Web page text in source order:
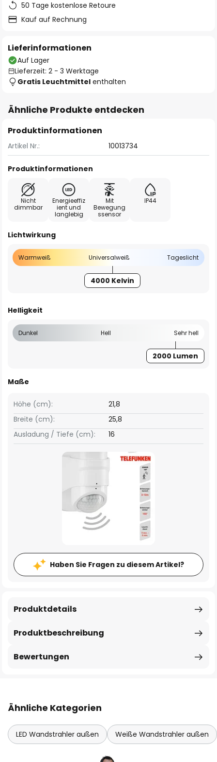
50 Tage kostenlose Retoure
Kauf auf Rechnung
Lieferinformationen
Auf Lager
Lieferzeit: 2 - 3 Werktage
Gratis Leuchtmittel enthalten
Ähnliche Produkte entdecken
Produktinformationen
Artikel Nr.: 10013734
Produktinformationen
Nicht
dimmbar
Energieeffiz
ient und
langlebig
Mit
Bewegung
ssensor
IP44
Lichtwirkung
Warmweiß Universalweiß Tageslicht
4000 Kelvin
Helligkeit
Dunkel Hell Sehr hell
2000 Lumen
Maße
Breite (cm): 25,8
Höhe (cm): 21,8
Ausladung / Tiefe (cm): 16
Haben Sie Fragen zu diesem Artikel?
Produktbeschreibung
Produktdetails
Bewertungen
Ähnliche Kategorien
LED Wandstrahler außen Weiße Wandstrahler außen